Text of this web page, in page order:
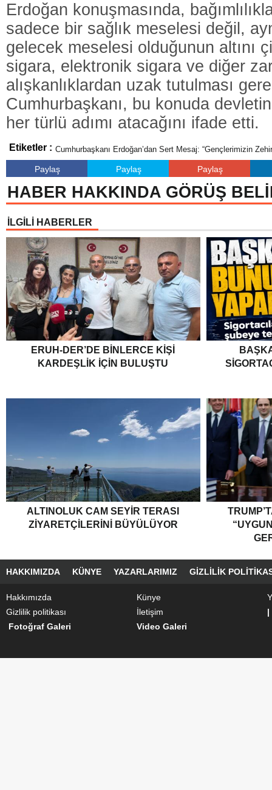
Erdoğan konuşmasında,
sadece bir sağlık meselesi değil,
gelecek meselesi olduğunun altını
sigara, elektronik sigara ve diğer
alışkanlıklardan uzak tutulması
Cumhurbaşkanı, bu konuda
her türlü adımı atacağını ifade etti.
Etiketler : Cumhurbaşkanı Erdoğan’dan Sert Mesaj: “Gençlerimizin
Paylaş Paylaş Paylaş
HABER HAKKINDA GÖRÜŞ
İLGİLİ HABERLER
ERUH-DER’DE BINLERCE KIŞI
KARDEŞLIK İÇIN BULUŞTU
ALTINOLUK CAM SEYIR TERASI
ZIYARETÇILERINI BÜYÜLÜYOR
HAKKIMIZDA KÜNYE YAZARLARIMIZ GIZLILIK
Hakkımızda Künye
Gizlilik politikası
İletişim
|
Fotoğraf Galeri
Video Galeri